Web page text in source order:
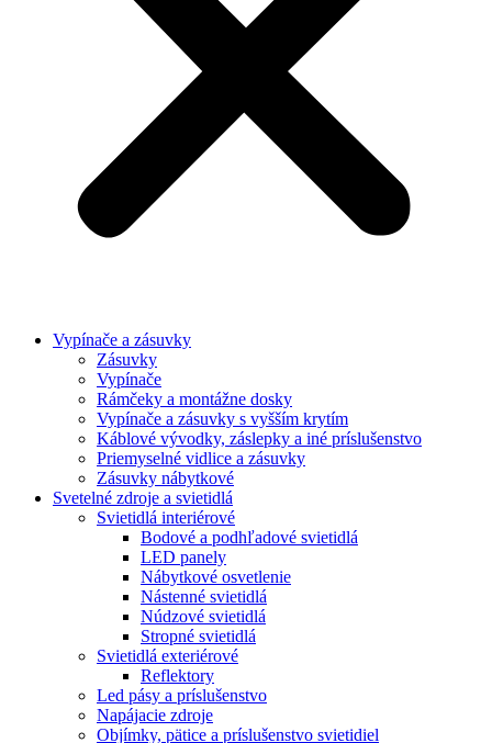
Vypínače a zásuvky
Zásuvky
Vypínače
Rámčeky a montážne dosky
Vypínače a zásuvky s vyšším krytím
Káblové vývodky, záslepky a iné príslušenstvo
Priemyselné vidlice a zásuvky
Zásuvky nábytkové
Svetelné zdroje a svietidlá
Svietidlá interiérové
Bodové a podhľadové svietidlá
LED panely
Nábytkové osvetlenie
Nástenné svietidlá
Núdzové svietidlá
Stropné svietidlá
Svietidlá exteriérové
Reflektory
Led pásy a príslušenstvo
Napájacie zdroje
Objímky, pätice a príslušenstvo svietidiel